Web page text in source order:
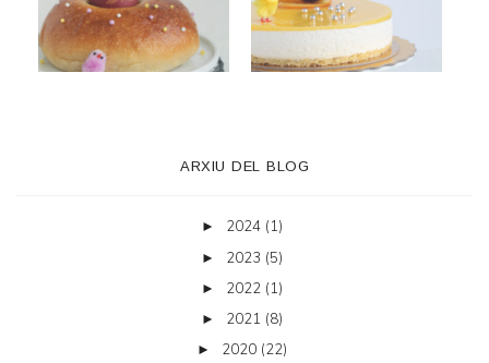
ARXIU DEL BLOG
► 2024 (1)
► 2023 (5)
► 2022 (1)
► 2021 (8)
► 2020 (22)